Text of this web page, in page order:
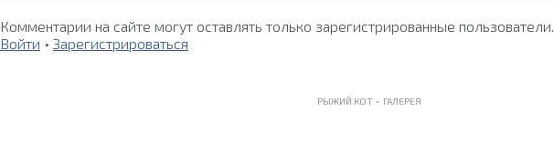
Комментарии на сайте могут оставлять только зарегистрированные пользователи.
Войти • Зарегистрироваться
РЫЖИЙ КОТ • ГАЛЕРЕЯ